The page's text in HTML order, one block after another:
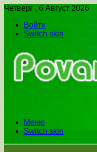
Четверг , 6 Август 2026
Войти
Switch skin
Меню
Switch skin